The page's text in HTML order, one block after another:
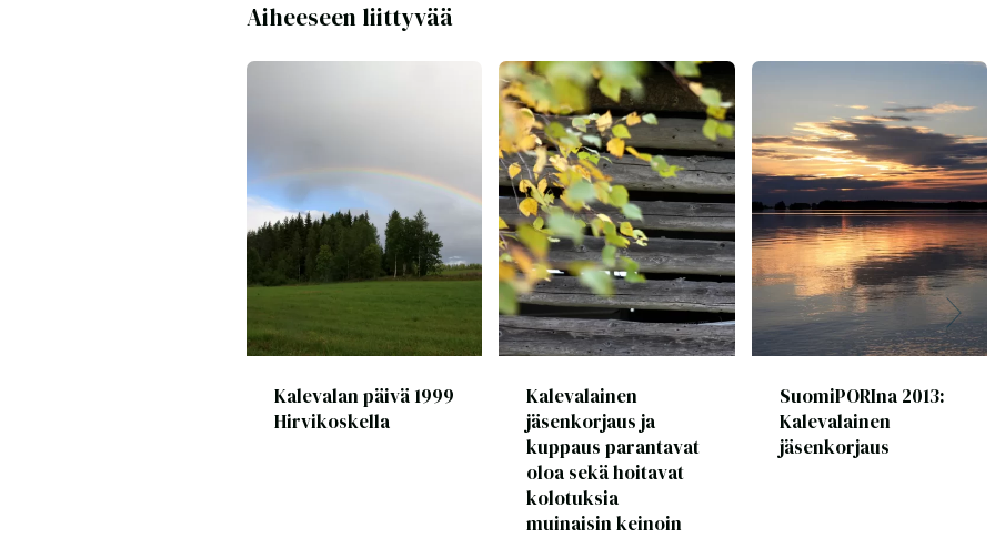
Aiheeseen liittyvää
Kalevalan päivä 1999
Hirvikoskella
Kalevalainen
jäsenkorjaus ja
kuppaus parantavat
oloa sekä hoitavat
kolotuksia
muinaisin keinoin
SuomiPORIna 2013:
Kalevalainen
jäsenkorjaus